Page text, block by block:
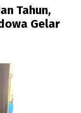
Tahun,
Gelar